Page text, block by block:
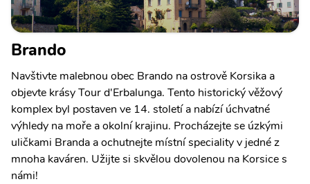
Brando
Navštivte malebnou obec Brando na ostrově Korsika a
objevte krásy Tour d'Erbalunga. Tento historický věžový
komplex byl postaven ve 14. století a nabízí úchvatné
výhledy na moře a okolní krajinu. Procházejte se úzkými
uličkami Branda a ochutnejte místní speciality v jedné z
mnoha kaváren. Užijte si skvělou dovolenou na Korsice s
námi!